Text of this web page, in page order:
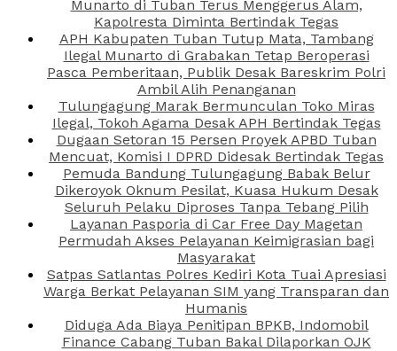
Munarto di Tuban Terus Menggerus Alam,
Kapolresta Diminta Bertindak Tegas
APH Kabupaten Tuban Tutup Mata, Tambang
Ilegal Munarto di Grabakan Tetap Beroperasi
Pasca Pemberitaan, Publik Desak Bareskrim Polri
Ambil Alih Penanganan
Tulungagung Marak Bermunculan Toko Miras
Ilegal, Tokoh Agama Desak APH Bertindak Tegas
Dugaan Setoran 15 Persen Proyek APBD Tuban
Mencuat, Komisi I DPRD Didesak Bertindak Tegas
Pemuda Bandung Tulungagung Babak Belur
Dikeroyok Oknum Pesilat, Kuasa Hukum Desak
Seluruh Pelaku Diproses Tanpa Tebang Pilih
Layanan Pasporia di Car Free Day Magetan
Permudah Akses Pelayanan Keimigrasian bagi
Masyarakat
Satpas Satlantas Polres Kediri Kota Tuai Apresiasi
Warga Berkat Pelayanan SIM yang Transparan dan
Humanis
Diduga Ada Biaya Penitipan BPKB, Indomobil
Finance Cabang Tuban Bakal Dilaporkan OJK